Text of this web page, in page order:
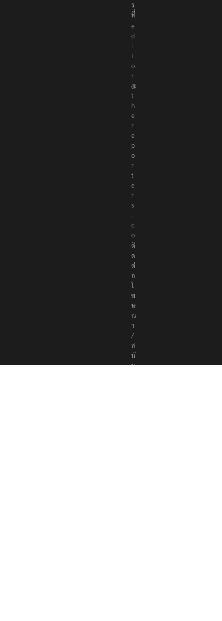
ร
ที่
e
d
i
t
o
r
@
t
h
e
r
e
p
o
r
t
e
r
s
.
c
o
ติ
ด
ต่
อ
โ
ฆ
ษ
ณ
า
/
ส
นั
บ